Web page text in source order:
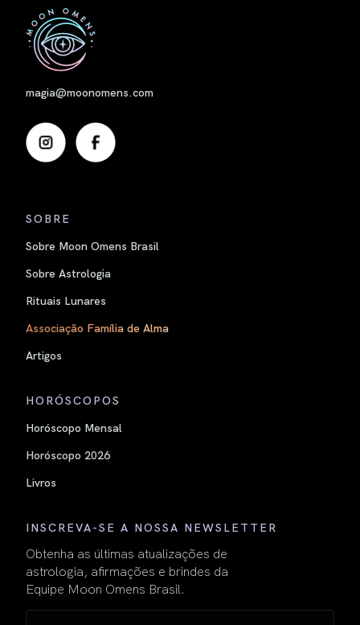
magia@moonomens.com
SOBRE
Sobre Moon Omens Brasil
Sobre Astrologia
Rituais Lunares
Associação Família de Alma
Artigos
HORÓSCOPOS
Horóscopo Mensal
Horóscopo 2026
Livros
INSCREVA-SE A NOSSA NEWSLETTER
Obtenha as últimas atualizações de
astrologia, afirmações e brindes da
Equipe Moon Omens Brasil.
Nome